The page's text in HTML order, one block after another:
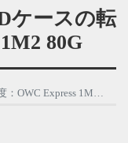
ケースの転
80G
Express 1M2 80G